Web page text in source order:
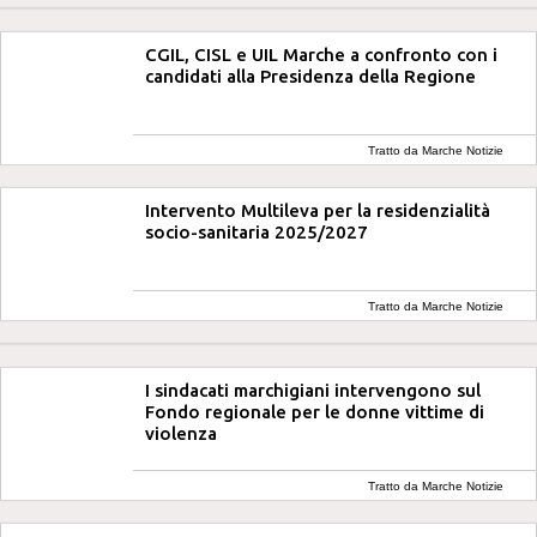
CGIL, CISL e UIL Marche a confronto con i
candidati alla Presidenza della Regione
Tratto da Marche Notizie
Intervento Multileva per la residenzialità
socio-sanitaria 2025/2027
Tratto da Marche Notizie
I sindacati marchigiani intervengono sul
Fondo regionale per le donne vittime di
violenza
Tratto da Marche Notizie